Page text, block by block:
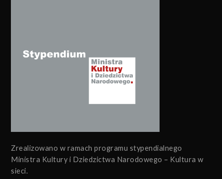
Zrealizowano w ramach programu stypendialnego
Ministra Kultury i Dziedzictwa Narodowego – Kultura w
sieci.